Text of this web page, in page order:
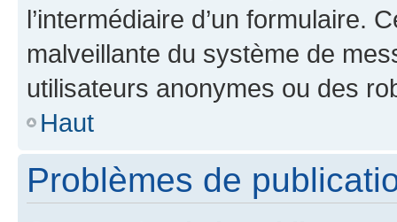
l’intermédiaire d’un formulaire.
malveillante du système de
utilisateurs anonymes ou des
Haut
Problèmes de